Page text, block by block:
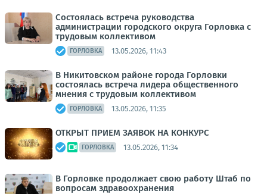
Состоялась встреча руководства
администрации городского округа Горловка с
трудовым коллективом
ГОРЛОВКА 13.05.2026, 11:43
В Никитовском районе города Горловки
состоялась встреча лидера общественного
мнения с трудовым коллективом
ГОРЛОВКА 13.05.2026, 11:35
ОТКРЫТ ПРИЕМ ЗАЯВОК НА КОНКУРС
ГОРЛОВКА 13.05.2026, 11:34
В Горловке продолжает свою работу Штаб по
вопросам здравоохранения